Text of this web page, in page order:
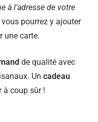
à l’adresse de votre
pourrez y ajouter
une carte.
de qualité avec
Un cadeau
à coup sûr !